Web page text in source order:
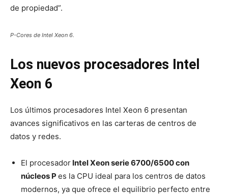
de propiedad”.
P-Cores de Intel Xeon 6.
Los nuevos procesadores Intel
Xeon 6
Los últimos procesadores Intel Xeon 6 presentan
avances significativos en las carteras de centros de
datos y redes.
El procesador Intel Xeon serie 6700/6500 con
núcleos P es la CPU ideal para los centros de datos
modernos, ya que ofrece el equilibrio perfecto entre